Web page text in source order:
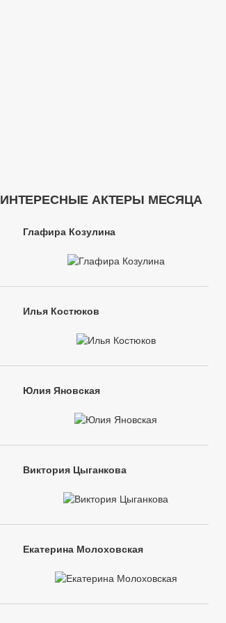
ИНТЕРЕСНЫЕ АКТЕРЫ МЕСЯЦА
Глафира Козулина
Илья Костюков
Юлия Яновская
Виктория Цыганкова
Екатерина Молоховская